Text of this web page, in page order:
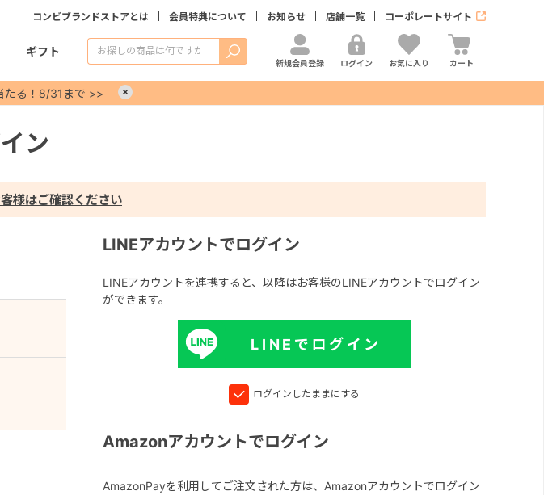
コンビブランドストアとは 会員特典について お知らせ 店舗一覧 コーポレートサイト
ギフト 検索
新規会員登録 ログイン お気に入り カート
たる！8/31まで >>
ン
様はご確認ください
LINEアカウントでログイン
LINEアカウントを連携すると、以降はお客様のLINEアカウントでログイン
ができます。
LINEでログイン
ログインしたままにする
Amazonアカウントでログイン
AmazonPayを利用してご注文された方は、Amazonアカウントでログイン